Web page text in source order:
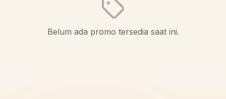
Belum ada promo tersedia saat ini.